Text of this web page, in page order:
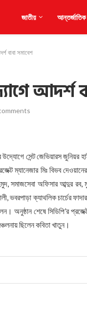
জাতীয় আন্তর্জাতিক
বাবা সমাবেশ
আদর্শ
সেন্ট জেভিয়ারস জুনিয়র
ম্যানেজার মিঃ বিভব
সমাজসেবা অফিসার আব্দুর
ক্যাথলিক চার্চের ফাদার
শেষে সিডিপি’র
ছিলেন কবিতা খাতুন।